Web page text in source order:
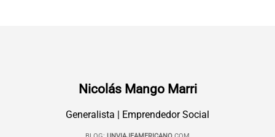
Nicolás Mango Marri
Generalista | Emprendedor Social